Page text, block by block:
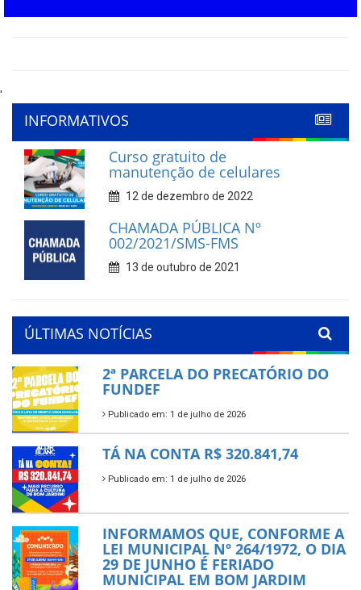
'
INFORMATIVOS
Curso gratuito de
manutenção de celulares
12 de dezembro de 2022
CHAMADA PÚBLICA Nº
002/2021/SMS-FMS
13 de outubro de 2021
ÚLTIMAS NOTÍCIAS
2ª PARCELA DO PRECATÓRIO DO
FUNDEF
Publicado em: 1 de julho de 2026
TÁ NA CONTA R$ 320.841,74
Publicado em: 1 de julho de 2026
INFORMAMOS QUE, CONFORME A
LEI MUNICIPAL Nº 264/1972, O DIA
29 DE JUNHO É FERIADO
MUNICIPAL EM BOM JARDIM